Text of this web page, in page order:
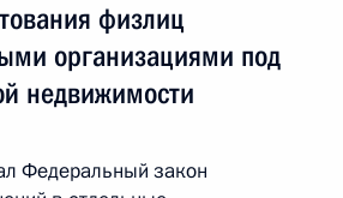
физлиц
организациями под
недвижимости
Федеральный закон